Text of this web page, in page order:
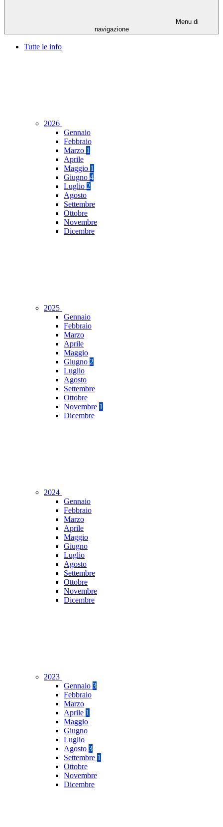
Menu di
navigazione
Tutte le info
2026
Gennaio
Febbraio
Marzo 1
Aprile
Maggio 1
Giugno 4
Luglio 2
Agosto
Settembre
Ottobre
Novembre
Dicembre
2025
Gennaio
Febbraio
Marzo
Aprile
Maggio
Giugno 2
Luglio
Agosto
Settembre
Ottobre
Novembre 1
Dicembre
2024
Gennaio
Febbraio
Marzo
Aprile
Maggio
Giugno
Luglio
Agosto
Settembre
Ottobre
Novembre
Dicembre
2023
Gennaio 3
Febbraio
Marzo
Aprile 1
Maggio
Giugno
Luglio
Agosto 3
Settembre 1
Ottobre
Novembre
Dicembre